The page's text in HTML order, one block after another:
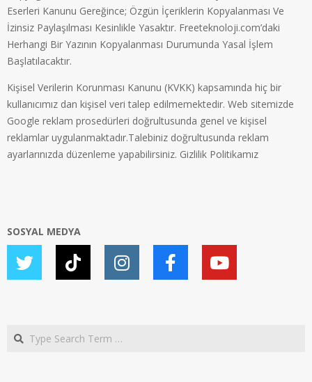
Eserleri Kanunu Gereğince; Özgün İçeriklerin Kopyalanması Ve
İzinsiz Paylaşılması Kesinlikle Yasaktır. Freeteknoloji.com’daki
Herhangi Bir Yazının Kopyalanması Durumunda Yasal İşlem
Başlatılacaktır.
Kişisel Verilerin Korunması Kanunu (KVKK) kapsamında hiç bir
kullanıcımız dan kişisel veri talep edilmemektedir. Web sitemizde
Google reklam prosedürleri doğrultusunda genel ve kişisel
reklamlar uygulanmaktadır.Talebiniz doğrultusunda reklam
ayarlarınızda düzenleme yapabilirsiniz. Gizlilik Politikamız
SOSYAL MEDYA
Search